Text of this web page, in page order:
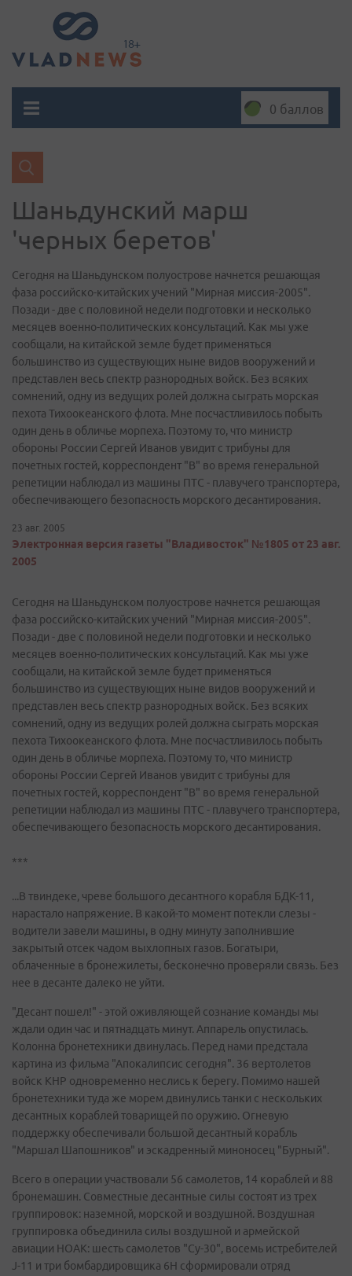
0 баллов
Шаньдунский марш
'черных беретов'
Сегодня на Шаньдунском полуострове начнется решающая
фаза российско-китайских учений "Мирная миссия-2005".
Позади - две с половиной недели подготовки и несколько
месяцев военно-политических консультаций. Как мы уже
сообщали, на китайской земле будет применяться
большинство из существующих ныне видов вооружений и
представлен весь спектр разнородных войск. Без всяких
сомнений, одну из ведущих ролей должна сыграть морская
пехота Тихоокеанского флота. Мне посчастливилось побыть
один день в обличье морпеха. Поэтому то, что министр
обороны России Сергей Иванов увидит с трибуны для
почетных гостей, корреспондент "В" во время генеральной
репетиции наблюдал из машины ПТС - плавучего транспортера,
обеспечивающего безопасность морского десантирования.
23 авг. 2005
Электронная версия газеты "Владивосток" №1805 от 23 авг.
2005
Сегодня на Шаньдунском полуострове начнется решающая
фаза российско-китайских учений "Мирная миссия-2005".
Позади - две с половиной недели подготовки и несколько
месяцев военно-политических консультаций. Как мы уже
сообщали, на китайской земле будет применяться
большинство из существующих ныне видов вооружений и
представлен весь спектр разнородных войск. Без всяких
сомнений, одну из ведущих ролей должна сыграть морская
пехота Тихоокеанского флота. Мне посчастливилось побыть
один день в обличье морпеха. Поэтому то, что министр
обороны России Сергей Иванов увидит с трибуны для
почетных гостей, корреспондент "В" во время генеральной
репетиции наблюдал из машины ПТС - плавучего транспортера,
обеспечивающего безопасность морского десантирования.
***
...В твиндеке, чреве большого десантного корабля БДК-11,
нарастало напряжение. В какой-то момент потекли слезы -
водители завели машины, в одну минуту заполнившие
закрытый отсек чадом выхлопных газов. Богатыри,
облаченные в бронежилеты, бесконечно проверяли связь. Без
нее в десанте далеко не уйти.
"Десант пошел!" - этой оживляющей сознание команды мы
ждали один час и пятнадцать минут. Аппарель опустилась.
Колонна бронетехники двинулась. Перед нами предстала
картина из фильма "Апокалипсис сегодня". 36 вертолетов
войск КНР одновременно неслись к берегу. Помимо нашей
бронетехники туда же морем двинулись танки с нескольких
десантных кораблей товарищей по оружию. Огневую
поддержку обеспечивали большой десантный корабль
"Маршал Шапошников" и эскадренный миноносец "Бурный".
Всего в операции участвовали 56 самолетов, 14 кораблей и 88
бронемашин. Совместные десантные силы состоят из трех
группировок: наземной, морской и воздушной. Воздушная
группировка объединила силы воздушной и армейской
авиации НОАК: шесть самолетов "Су-30", восемь истребителей
J-11 и три бомбардировщика 6Н сформировали отряд